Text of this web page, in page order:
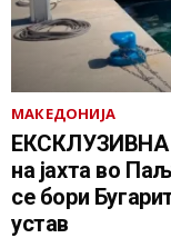
МАКЕДОНИЈА
ЕКСКЛУЗИВНА
на јахта во
се бори
устав